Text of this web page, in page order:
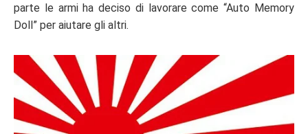
parte le armi ha deciso di lavorare come “Auto Memory
Doll” per aiutare gli altri.